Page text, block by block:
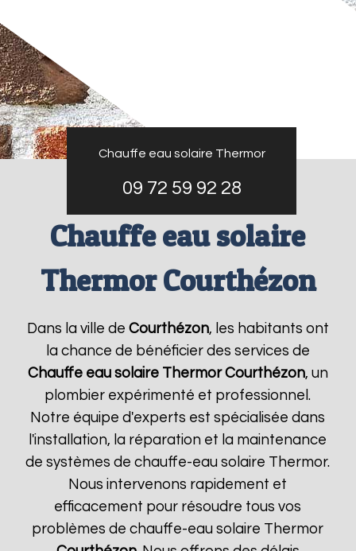
Chauffe eau solaire Thermor
09 72 59 92 28
Chauffe eau solaire
Thermor Courthézon
Dans la ville de Courthézon, les habitants ont
la chance de bénéficier des services de
Chauffe eau solaire Thermor Courthézon, un
plombier expérimenté et professionnel.
Notre équipe d'experts est spécialisée dans
l'installation, la réparation et la maintenance
de systèmes de chauffe-eau solaire Thermor.
Nous intervenons rapidement et
efficacement pour résoudre tous vos
problèmes de chauffe-eau solaire Thermor